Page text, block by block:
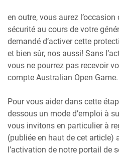
en outre, vous aurez
sécurité au cours de votre
demandé d’activer cette
et bien sûr, nos aussi! Sans
vous ne pourrez pas recevoir
compte Australian Open Game.
Pour vous aider dans cette
dessous un mode d’emploi à
vous invitons en particulier à
(publiée en haut de cet article)
l’activation de notre portail de